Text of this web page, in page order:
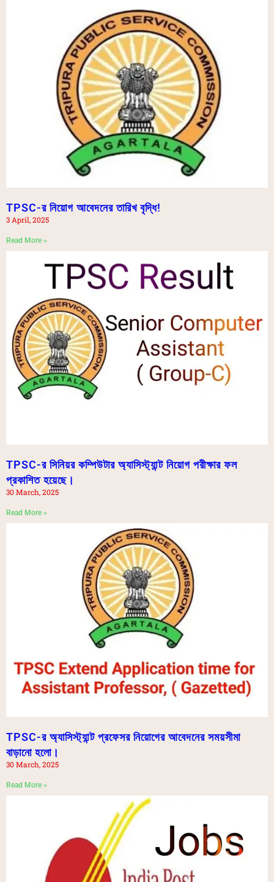
TPSC-র নিয়োগ আবেদনের তারিখ বৃদ্ধি!
3 April, 2025
Read More »
TPSC-র সিনিয়র কম্পিউটার অ্যাসিস্ট্যান্ট নিয়োগ পরীক্ষার ফল
প্রকাশিত হয়েছে।
30 March, 2025
Read More »
TPSC-র অ্যাসিস্ট্যান্ট প্রফেসর নিয়োগের আবেদনের সময়সীমা
বাড়ানো হলো।
30 March, 2025
Read More »